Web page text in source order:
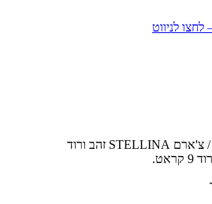
/ צ'ארם STELLINA זהב ורוד